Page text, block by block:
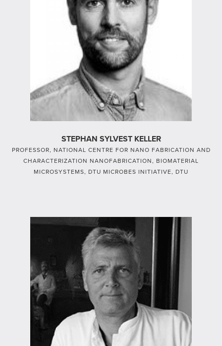
STEPHAN SYLVEST KELLER
PROFESSOR, NATIONAL CENTRE FOR NANO FABRICATION AND
CHARACTERIZATION NANOFABRICATION, BIOMATERIAL
MICROSYSTEMS, DTU MICROBES INITIATIVE, DTU